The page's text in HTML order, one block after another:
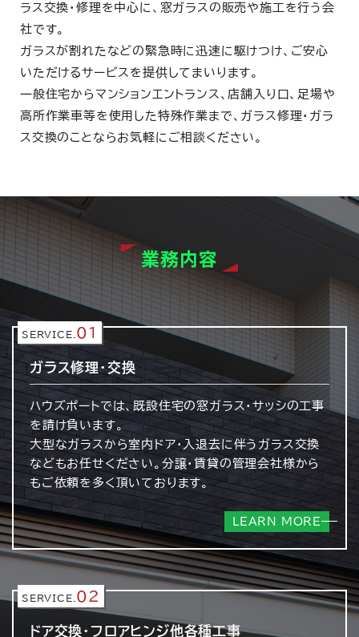
ラス交換・修理を中心に、窓ガラスの販売や施工を行う会
社です。
ガラスが割れたなどの緊急時に迅速に駆けつけ、ご安心
いただけるサービスを提供してまいります。
一般住宅からマンションエントランス、店舗入り口、足場や
高所作業車等を使用した特殊作業まで、ガラス修理・ガラ
ス交換のことならお気軽にご相談ください。
業務内容
SERVICE. 01
ガラス修理・交換
ハウズポートでは、既設住宅の窓ガラス・サッシの工事
を請け負います。
大型なガラスから室内ドア・入退去に伴うガラス交換
などもお任せください。分譲・賃貸の管理会社様から
もご依頼を多く頂いております。
LEARN MORE
SERVICE. 02
ドア交換・フロアヒンジ他各種工事